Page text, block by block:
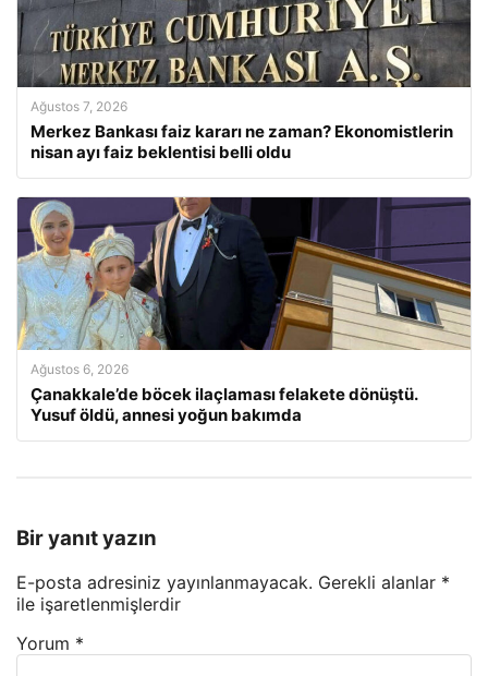
Ağustos 7, 2026
Merkez Bankası faiz kararı ne zaman? Ekonomistlerin
nisan ayı faiz beklentisi belli oldu
Ağustos 6, 2026
Çanakkale’de böcek ilaçlaması felakete dönüştü.
Yusuf öldü, annesi yoğun bakımda
Bir yanıt yazın
E-posta adresiniz yayınlanmayacak. Gerekli alanlar *
ile işaretlenmişlerdir
Yorum *